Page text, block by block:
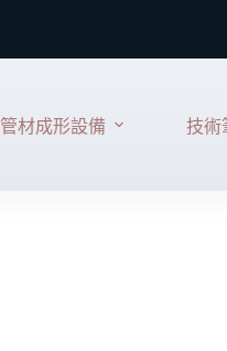
管材成形設備 技術